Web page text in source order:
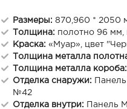
Размеры: 870,960 * 2050
Толщина: полотно 96 мм,
Краска: «Муар», цвет
Толщина металла
Толщина металла короба:
Отделка снаружи:
№42
Отделка внутри:
Панель